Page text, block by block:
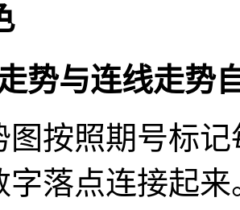
势与连线走势
图按照期号标
字落点连接起